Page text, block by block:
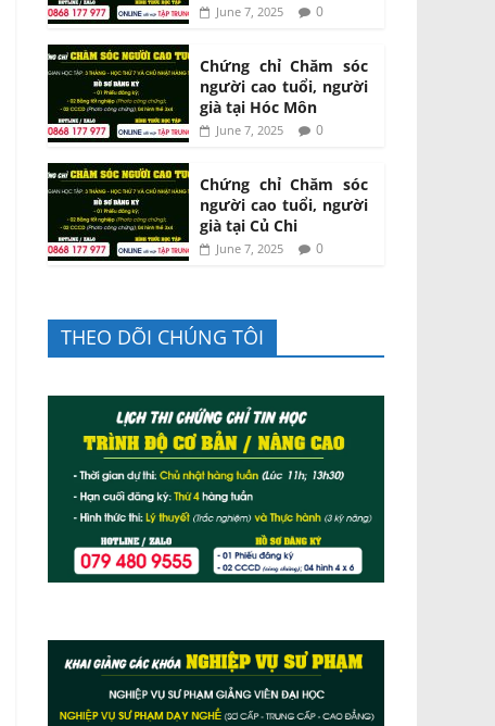
June 7, 2025 0
Chứng chỉ Chăm sóc
người cao tuổi, người
già tại Hóc Môn
June 7, 2025 0
Chứng chỉ Chăm sóc
người cao tuổi, người
già tại Củ Chi
June 7, 2025 0
THEO DÕI CHÚNG TÔI